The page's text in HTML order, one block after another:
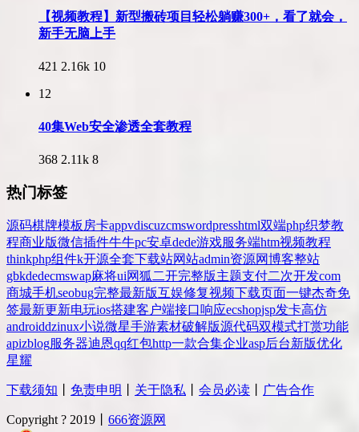
【视频教程】新型搬砖项目轻松躺赚300+，看了就会，
新手无脑上手
421 2.16k 10
12
40集Web安全渗透全套教程
368 2.11k 8
热门标签
源码棋牌模板 房卡appvdiscuzcmswordpresshtml双端php织梦教
程商业版微信插件牛牛pc安卓dede游戏服务端htm视频教程
thinkphp组件k开源全套下载站网站admin资源网博客整站
gbkdedecmswap麻将ui网狐 二开完整版主题支付二次开发com
商城手机seobug完整最新版互娱修复视频下载页面一键杰奇免
签最新更新电玩ios搭建客户端接口响应ecshopjsp发卡高仿
androiddzinux小说微星手游素材破解版源代码双模式打赏功能
apizblog服务器迪恩qq红包http一款合集企业asp后台新版优化
星耀
下载须知 免责申明 关于隐私 会员必读 广告合作
Copyright ? 2019丨 666资源网